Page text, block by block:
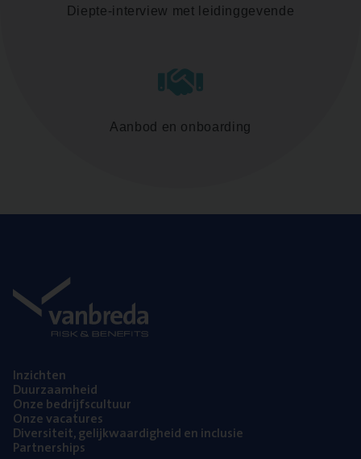
Diepte-interview met leidinggevende
Aanbod en onboarding
Inzich­ten
Duur­zaam­heid
Onze bedrijfs­cul­tuur
Onze vaca­tu­res
Diver­si­teit, gelijk­waar­dig­heid en inclusie
Part­ner­ships